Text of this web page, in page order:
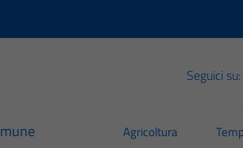
Seguici su:
Agricoltura